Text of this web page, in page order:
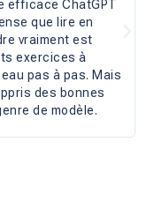
efficace ChatGPT
que lire en
vraiment est
exercices à
pas à pas. Mais
des bonnes
de modèle.